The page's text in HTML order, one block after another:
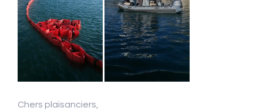
Chers plaisanciers,